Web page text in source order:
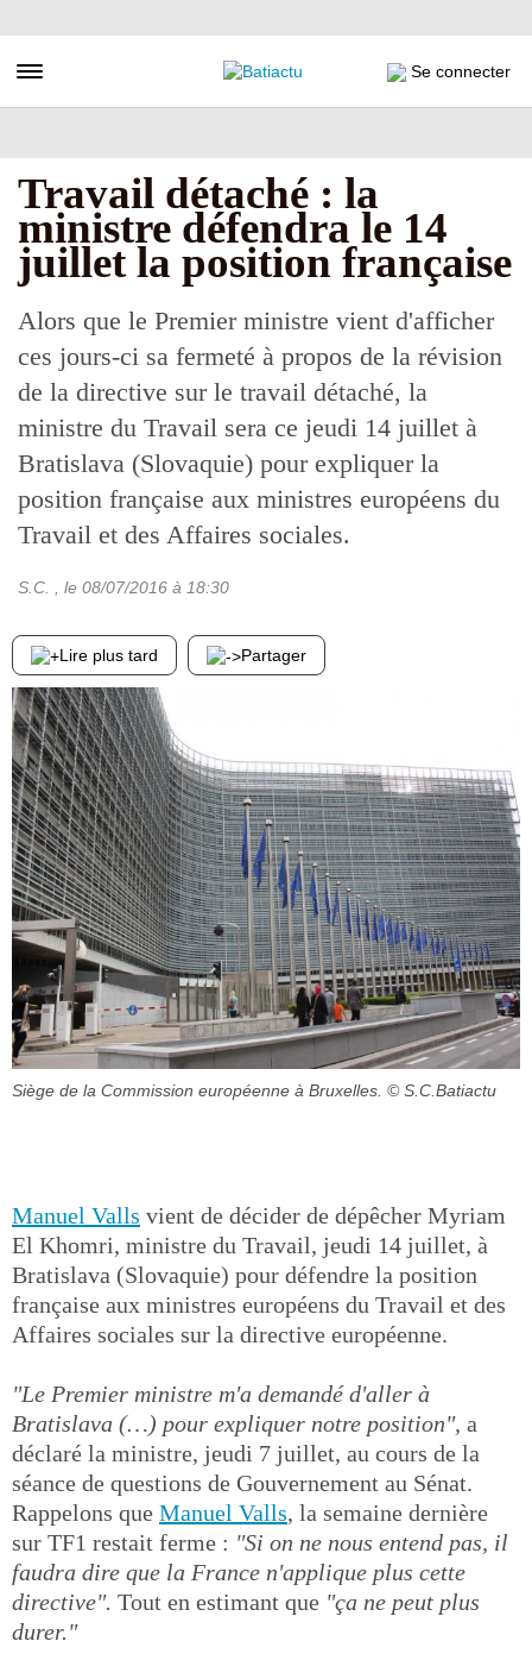
au
principal
Toggle navigation Se connecter
Travail détaché : la
ministre défendra le 14
juillet la position française
Alors que le Premier ministre vient d'afficher
ces jours-ci sa fermeté à propos de la révision
de la directive sur le travail détaché, la
ministre du Travail sera ce jeudi 14 juillet à
Bratislava (Slovaquie) pour expliquer la
position française aux ministres européens du
Travail et des Affaires sociales.
S.C. , le 08/07/2016 à 18:30
Lire plus tard Partager
Siège de la Commission européenne à Bruxelles. © S.C.Batiactu
Manuel Valls vient de décider de dépêcher Myriam
El Khomri, ministre du Travail, jeudi 14 juillet, à
Bratislava (Slovaquie) pour défendre la position
française aux ministres européens du Travail et des
Affaires sociales sur la directive européenne.
"Le Premier ministre m'a demandé d'aller à
Bratislava (…) pour expliquer notre position", a
déclaré la ministre, jeudi 7 juillet, au cours de la
séance de questions de Gouvernement au Sénat.
Rappelons que Manuel Valls, la semaine dernière
sur TF1 restait ferme : "Si on ne nous entend pas, il
faudra dire que la France n'applique plus cette
directive". Tout en estimant que "ça ne peut plus
durer."